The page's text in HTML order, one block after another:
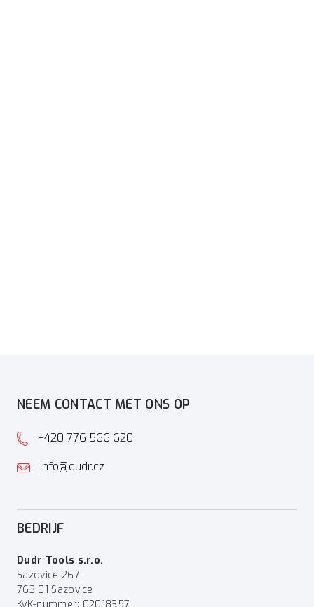
NEEM CONTACT MET ONS OP
+420 776 566 620
info@dudr.cz
BEDRIJF
Dudr Tools s.r.o.
Sazovice 267
763 01 Sazovice